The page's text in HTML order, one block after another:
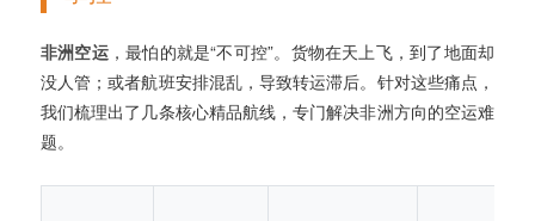
非洲空运，最怕的就是“不可控”。货物在天上飞，到了地面却
没人管；或者航班安排混乱，导致转运滞后。针对这些痛点，
我们梳理出了几条核心精品航线，专门解决非洲方向的空运难
题。